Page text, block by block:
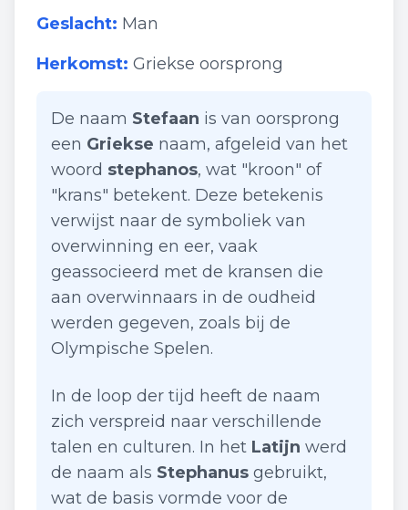
Geslacht: Man
Herkomst: Griekse oorsprong
De naam Stefaan is van oorsprong
een Griekse naam, afgeleid van het
woord stephanos, wat "kroon" of
"krans" betekent. Deze betekenis
verwijst naar de symboliek van
overwinning en eer, vaak
geassocieerd met de kransen die
aan overwinnaars in de oudheid
werden gegeven, zoals bij de
Olympische Spelen.
In de loop der tijd heeft de naam
zich verspreid naar verschillende
talen en culturen. In het Latijn werd
de naam als Stephanus gebruikt,
wat de basis vormde voor de